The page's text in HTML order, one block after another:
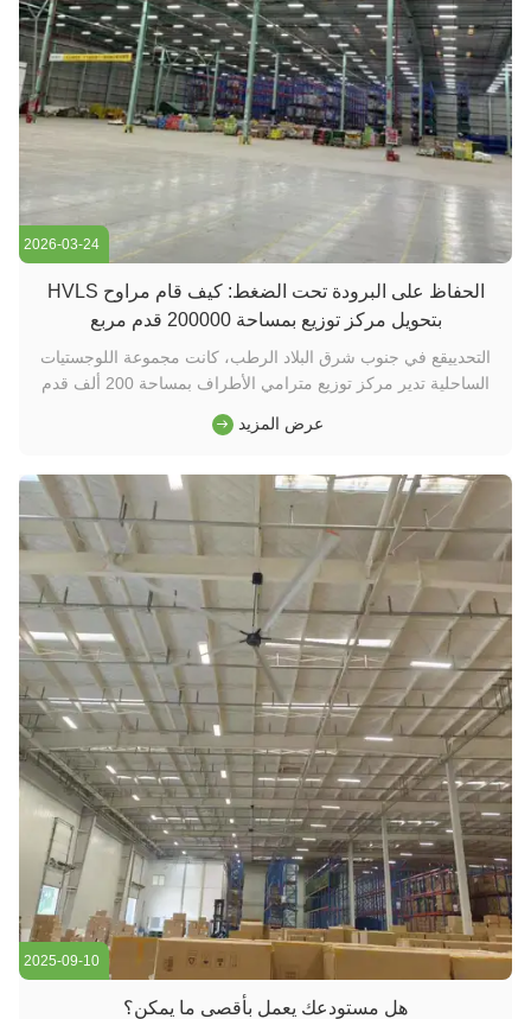
2026-03-24
الحفاظ على البرودة تحت الضغط: كيف قام مراوح HVLS
بتحويل مركز توزيع بمساحة 200000 قدم مربع
التحدييقع في جنوب شرق البلاد الرطب، كانت مجموعة اللوجستيات
الساحلية تدير مركز توزيع مترامي الأطراف بمساحة 200 ألف قدم
إلى خ...
عرض المزيد
2025-09-10
هل مستودعك يعمل بأقصى ما يمكن؟